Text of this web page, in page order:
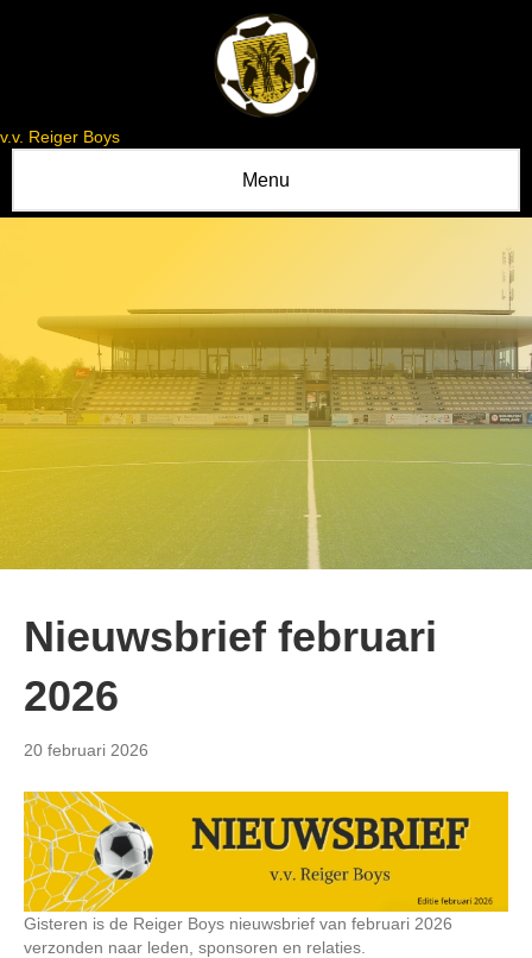
v.v. Reiger Boys
Menu
Nieuwsbrief februari
2026
20 februari 2026
Gisteren is de Reiger Boys nieuwsbrief van februari 2026
verzonden naar leden, sponsoren en relaties.